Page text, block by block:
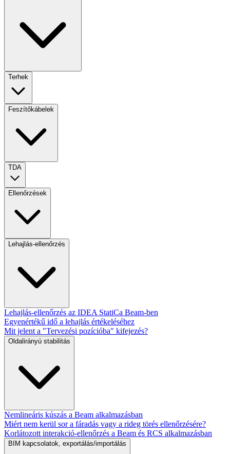
Terhek
Feszítőkábelek
TDA
Ellenőrzések
Lehajlás-ellenőrzés
Lehajlás-ellenőrzés az IDEA StatiCa Beam-ben
Egyenértékű idő a lehajlás értékeléséhez
Mit jelent a "Tervezési pozícióba" kifejezés?
Oldalirányú stabilitás
Nemlineáris kúszás a Beam alkalmazásban
Miért nem kerül sor a fáradás vagy a rideg törés ellenőrzésére?
Korlátozott interakció-ellenőrzés a Beam és RCS alkalmazásban
BIM kapcsolatok, exportálás/importálás